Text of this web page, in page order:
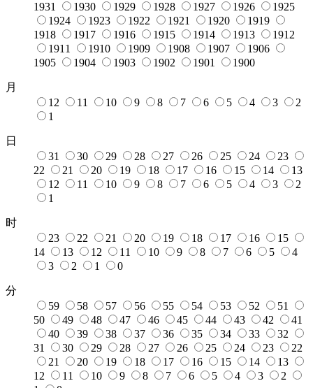
1931
1930 1929 1928 1927 1926
1925
1924
1923 1922 1921 1920
1919
1918
1917 1916 1915 1914 1913
1912
1911
1910 1909 1908 1907
1906
1905
1904 1903 1902 1901 1900
月
12
11 10 9 8 7 6 5 4 3
2
1
日
31
30 29 28 27 26 25 24
23
22
21 20 19 18 17 16 15 14
13
12
11 10 9 8 7 6 5 4 3
2
1
时
23
22 21 20 19 18 17 16
15
14
13 12 11 10 9 8 7 6 5
4
3
2 1 0
分
59
58 57 56 55 54 53 52
51
50
49 48 47 46 45 44 43 42
41
40
39 38 37 36 35 34 33
32
31
30 29 28 27 26 25 24 23
22
21
20 19 18 17 16 15 14
13
12
11 10 9 8 7 6 5 4 3
2